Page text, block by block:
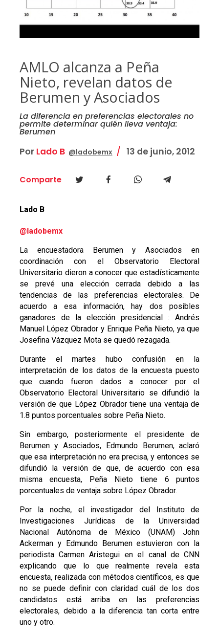
AMLO alcanza a Peña
Nieto, revelan datos de
Berumen y Asociados
La diferencia en preferencias electorales no
permite determinar quién lleva ventaja:
Berumen
Por Lado B @ladobemx 13 de junio, 2012
Comparte
Lado B
@ladobemx
La encuestadora Berumen y Asociados en
coordinación con el Observatorio Electoral
Universitario dieron a conocer que estadísticamente
se prevé una elección cerrada debido a las
tendencias de las preferencias electorales. De
acuerdo a esa información, hay dos posibles
ganadores de la elección presidencial : Andrés
Manuel López Obrador y Enrique Peña Nieto, ya que
Josefina Vázquez Mota se quedó rezagada.
Durante el martes hubo confusión en la
interpretación de los datos de la encuesta puesto
que cuando fueron dados a conocer por el
Observatorio Electoral Universitario se difundió la
versión de que López Obrador tiene una ventaja de
1.8 puntos porcentuales sobre Peña Nieto.
Sin embargo, posteriormente el presidente de
Berumen y Asociados, Edmundo Berumen, aclaró
que esa interpretación no era precisa, y entonces se
difundió la versión de que, de acuerdo con esa
misma encuesta, Peña Nieto tiene 6 puntos
porcentuales de ventaja sobre López Obrador.
Por la noche, el investigador del Instituto de
Investigaciones Jurídicas de la Universidad
Nacional Autónoma de México (UNAM) John
Ackerman y Edmundo Berumen estuvieron con la
periodista Carmen Aristegui en el canal de CNN
explicando que lo que realmente revela esta
encuesta, realizada con métodos científicos, es que
no se puede definir con claridad cuál de los dos
candidatos está arriba en las preferencias
electorales, debido a la diferencia tan corta entre
uno y otro.